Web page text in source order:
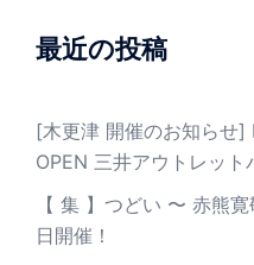
最近の投稿
[木更津 開催のお知らせ
OPEN 三井アウトレット
【 集 】つどい 〜 赤熊
日開催！